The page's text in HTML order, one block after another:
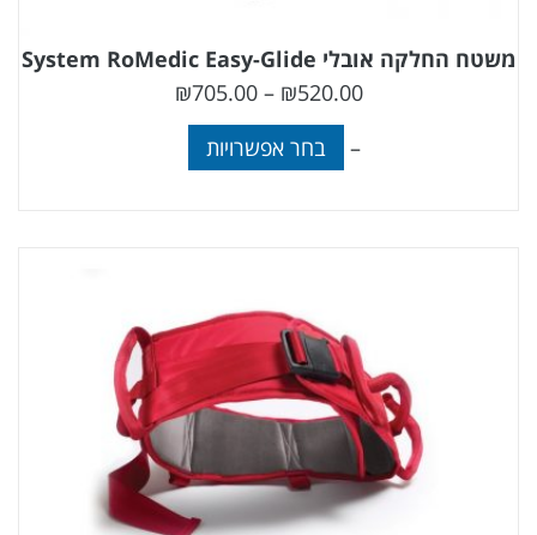
משטח החלקה אובלי System RoMedic Easy-Glide
₪520.00
–
₪705.00
–
בחר אפשרויות